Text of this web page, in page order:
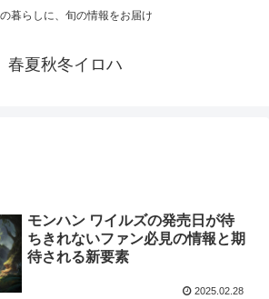
暮らしに、旬の情報をお届け
春夏秋冬イロハ
モンハン ワイルズの発売日が待
ちきれないファン必見の情報と期
待される新要素
2025.02.28